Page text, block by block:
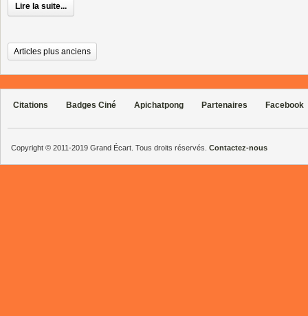
Lire la suite...
Articles plus anciens
Citations Badges Ciné Apichatpong Partenaires Facebook
Copyright © 2011-2019 Grand Écart. Tous droits réservés. Contactez-nous